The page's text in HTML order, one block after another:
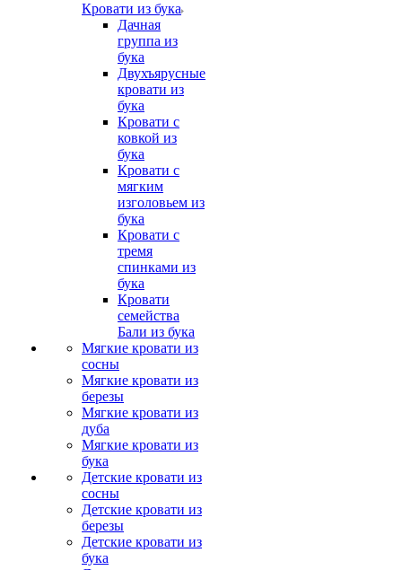
Кровати из бука
Дачная
группа из
бука
Двухъярусные
кровати из
бука
Кровати с
ковкой из
бука
Кровати с
мягким
изголовьем из
бука
Кровати с
тремя
спинками из
бука
Кровати
семейства
Бали из бука
Мягкие кровати из
сосны
Мягкие кровати из
березы
Мягкие кровати из
дуба
Мягкие кровати из
бука
Детские кровати из
сосны
Детские кровати из
березы
Детские кровати из
бука